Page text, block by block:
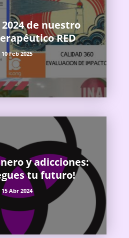
de nuestro
RED
10 Feb 2025
y adicciones:
tu futuro!
15 Abr 2024